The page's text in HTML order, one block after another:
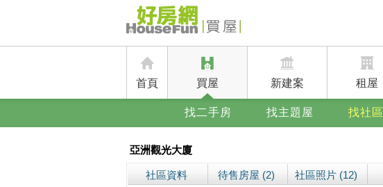
首頁 買屋 新建案 租屋
找二手房 找主題屋 找社區
亞洲觀光大廈
社區資料 待售房屋 (2) 社區照片 (12)